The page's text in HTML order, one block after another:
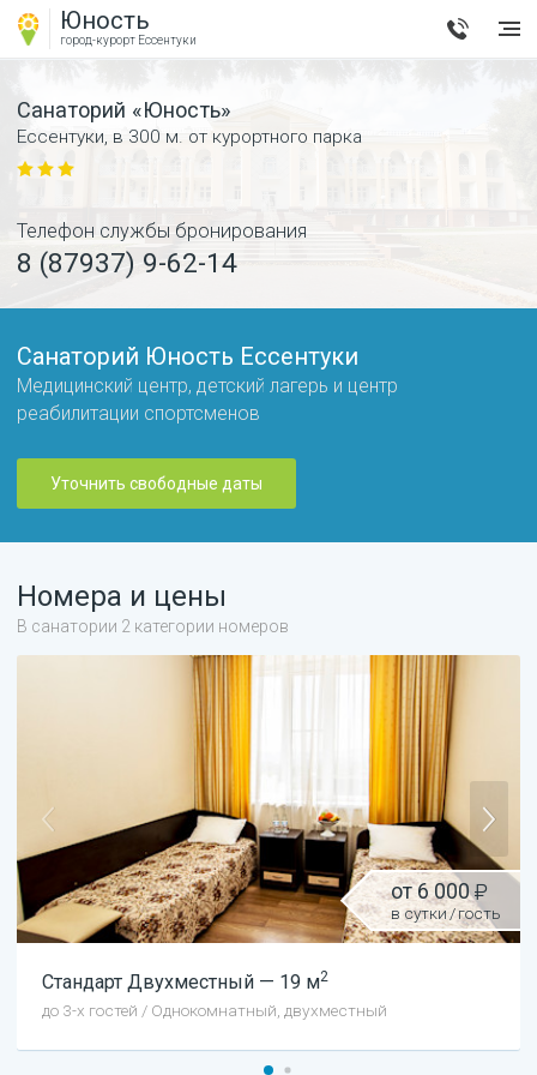
Юность
город-курорт Ессентуки
Санаторий «Юность»
Ессентуки, в 300 м. от курортного парка
Телефон службы бронирования
8 (87937) 9-62-14
Санаторий Юность Ессентуки
Медицинский центр, детский лагерь и центр
реабилитации спортсменов
Уточнить свободные даты
Номера и цены
В санатории 2 категории номеров
от6 000
в сутки/гость
Стандарт Двухместный — 19 м2
до 3-х гостей / Однокомнатный, двухместный